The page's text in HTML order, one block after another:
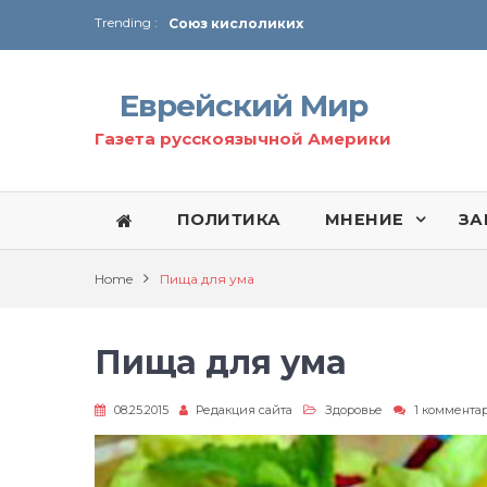
Trending :
Соглашение США с Ираном
Технология Революции в Иране
От Ирана до Ливана и Газы
Еврейский Мир
Газета русскоязычной Америки
ПОЛИТИКА МНЕНИЕ
Home Пища для ума
Пища для ума
08.25.2015 Редакция сайта Здоровье 1